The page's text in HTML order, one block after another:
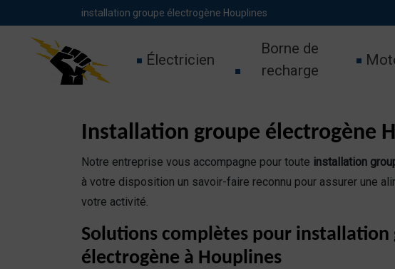
installation groupe électrogène Houplines
Électricien
Borne de
recharge
Installation groupe électrogène
Notre entreprise vous accompagne pour toute installation
à votre disposition un savoir-faire reconnu pour assurer une
votre activité.
Solutions complètes pour installation
électrogène à Houplines
Panneau de gestion des cookies